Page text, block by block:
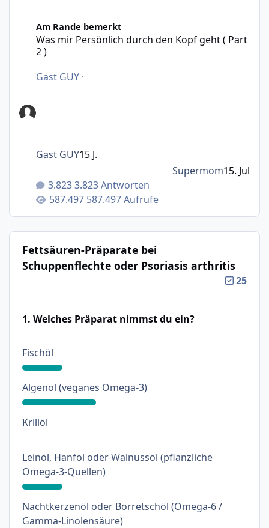
Am Rande bemerkt
Was mir Persönlich durch den Kopf geht ( Part
2 )
Gast GUY ·
3.823 Antworten
587.497 Aufrufe
Gast GUY15 J.
Supermom15. Jul
Fettsäuren-Präparate bei
Schuppenflechte oder Psoriasis arthritis
25
1. Welches Präparat nimmst du ein?
Fischöl: 18%
Algenöl (veganes Omega-3): 33%
Krillöl: 0%
Leinöl, Hanföl oder Walnussöl (pflanzliche
Omega-3-Quellen): 18%
Nachtkerzenöl oder Borretschöl (Omega-6 /
Gamma-Linolensäure): 3%